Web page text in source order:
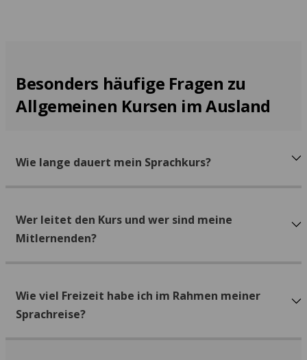
Besonders häufige Fragen zu
Allgemeinen Kursen im Ausland
Wie lange dauert mein Sprachkurs?
Wer leitet den Kurs und wer sind meine
Mitlernenden?
Wie viel Freizeit habe ich im Rahmen meiner
Sprachreise?